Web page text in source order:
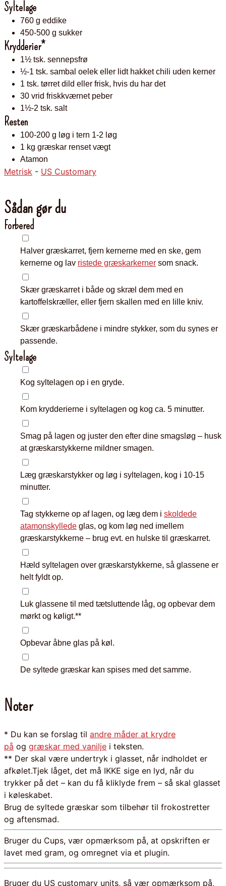
Syltelage
760 g eddike
450-500 g sukker
Krydderier*
1½ tsk. sennepsfrø
½-1 tsk. sambal oelek eller lidt hakket chili uden kerner
1 tsk. tørret dild eller frisk, hvis du har det
30 vrid friskkværnet peber
1½-2 tsk. salt
Resten
100-200 g løg i tern 1-2 løg
1 kg græskar renset vægt
Atamon
Metrisk - US Customary
Sådan gør du
Forbered
Halver græskarret, fjern kernerne med en ske, gem
kernerne og lav ristede græskarkerner som snack.
Skær græskarret i både og skræl dem med en
kartoffelskræller, eller fjern skallen med en lille kniv.
Skær græskarbådene i mindre stykker, som du synes er
passende.
Syltelage
Kog syltelagen op i en gryde.
Kom krydderierne i syltelagen og kog ca. 5 minutter.
Smag på lagen og juster den efter dine smagsløg – husk
at græskarstykkerne mildner smagen.
Læg græskarstykker og løg i syltelagen, kog i 10-15
minutter.
Tag stykkerne op af lagen, og læg dem i skoldede
atamonskyllede glas, og kom løg ned imellem
græskarstykkerne – brug evt. en hulske til græskarret.
Hæld syltelagen over græskarstykkerne, så glassene er
helt fyldt op.
Luk glassene til med tætsluttende låg, og opbevar dem
mørkt og køligt.**
Opbevar åbne glas på køl.
De syltede græskar kan spises med det samme.
Noter
* Du kan se forslag til andre måder at krydre
på og græskar med vanilje i teksten.
** Der skal være undertryk i glasset, når indholdet er
afkølet.Tjek låget, det må IKKE sige en lyd, når du
trykker på det – kan du få kliklyde frem – så skal glasset
i køleskabet.
Brug de syltede græskar som tilbehør til frokostretter
og aftensmad.
Bruger du Cups, vær opmærksom på, at opskriften er
lavet med gram, og omregnet via et plugin.
Bruger du US customary units, så vær opmærksom på,